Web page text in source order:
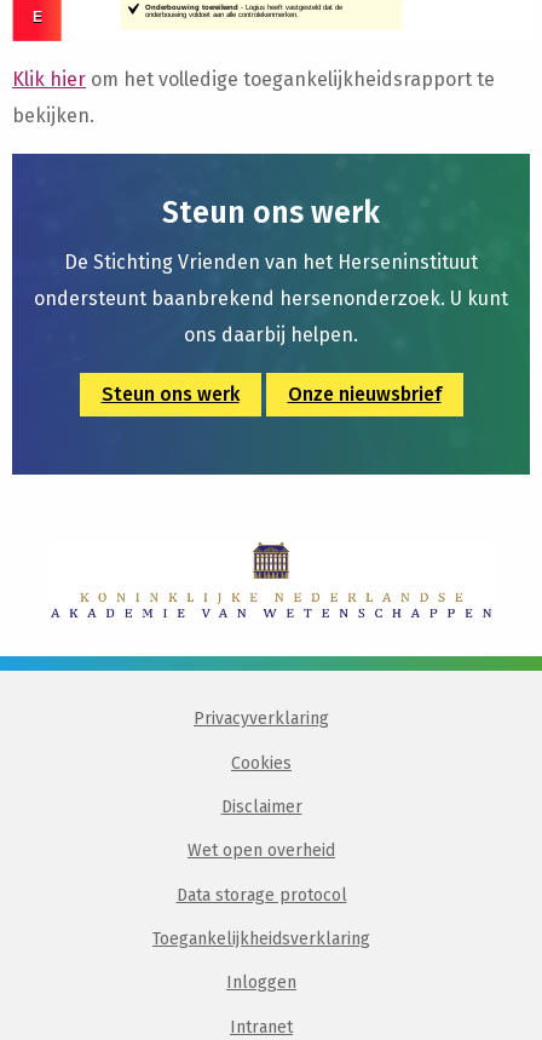
Klik hier om het volledige toegankelijkheidsrapport te
bekijken.
Steun ons werk
De Stichting Vrienden van het Herseninstituut
ondersteunt baanbrekend hersenonderzoek. U kunt
ons daarbij helpen.
Steun ons werk Onze nieuwsbrief
Privacyverklaring
Cookies
Disclaimer
Wet open overheid
Data storage protocol
Toegankelijkheidsverklaring
Inloggen
Intranet